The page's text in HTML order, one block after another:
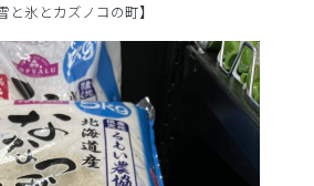
と氷とカズノコの町】